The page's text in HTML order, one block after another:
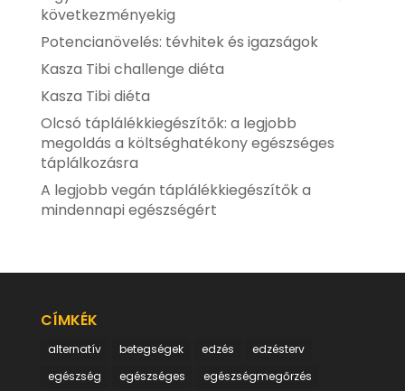
következményekig
Potencianövelés: tévhitek és igazságok
Kasza Tibi challenge diéta
Kasza Tibi diéta
Olcsó táplálékkiegészítők: a legjobb
megoldás a költséghatékony egészséges
táplálkozásra
A legjobb vegán táplálékkiegészítők a
mindennapi egészségért
CÍMKÉK
alternatív betegségek edzés
edzésterv
egészség
egészséges
egészségmegőrzés